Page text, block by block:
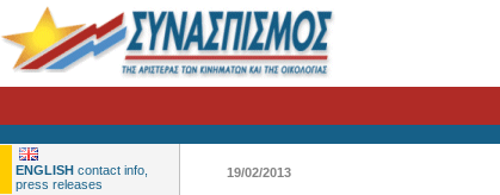
ENGLISH contact info,
press releases
19/02/2013